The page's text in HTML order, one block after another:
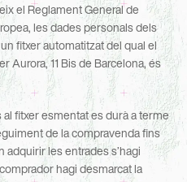
el Reglament General de
les dades personals dels
fitxer automatitzat del qual el
Aurora, 11 Bis de Barcelona, és
fitxer esmentat es durà a terme
de la compravenda fins
adquirir les entrades s’hagi
hagi desmarcat la